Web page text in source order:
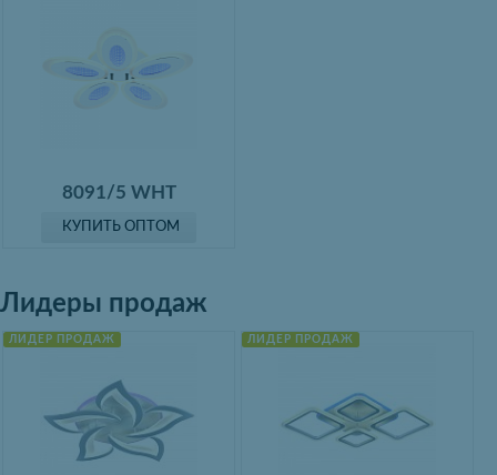
8091/5 WHT
КУПИТЬ ОПТОМ
Лидеры продаж
ЛИДЕР ПРОДАЖ ЛИДЕР ПРОДАЖ